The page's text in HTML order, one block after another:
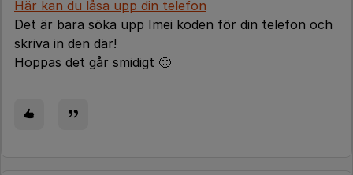
Här kan du låsa upp din telefon
Det är bara söka upp Imei koden för din telefon och
skriva in den där!
Hoppas det går smidigt 🙂